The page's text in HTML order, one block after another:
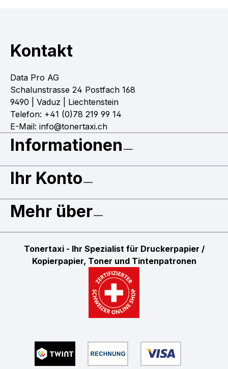
Kontakt
Data Pro AG
Schalunstrasse 24 Postfach 168
9490 | Vaduz | Liechtenstein
Telefon: +41 (0)78 219 99 14
E-Mail: info@tonertaxi.ch
Informationen
Ihr Konto
Mehr über
Tonertaxi - Ihr Spezialist für Druckerpapier /
Kopierpapier, Toner und Tintenpatronen